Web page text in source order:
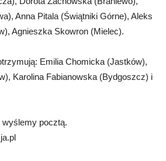
Anna Pitala (Świątniki Górne), Aleks
Agnieszka Skowron (Mielec).
Emilia Chomicka (Jastków),
Karolina Fabianowska (Bydgoszcz) i
pocztą.